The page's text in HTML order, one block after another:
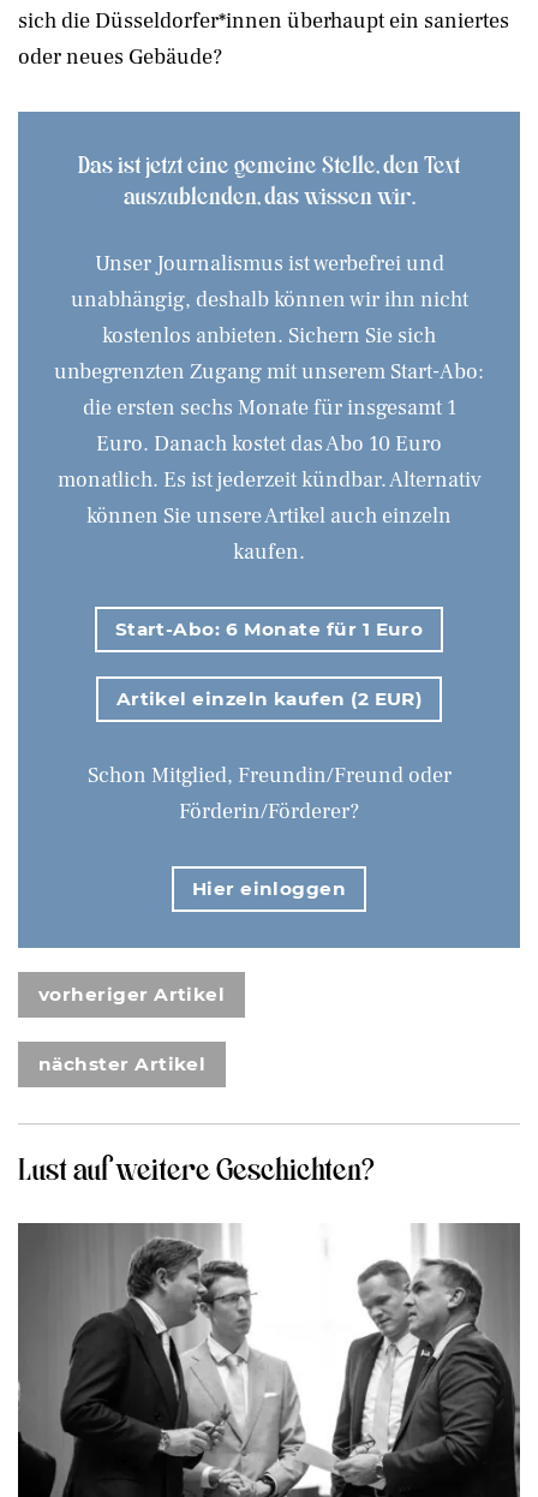
sich die Düsseldorfer*innen überhaupt ein saniertes
oder neues Gebäude?
Das ist jetzt eine gemeine Stelle, den Text
auszublenden, das wissen wir.
Unser Journalismus ist werbefrei und
unabhängig, deshalb können wir ihn nicht
kostenlos anbieten. Sichern Sie sich
unbegrenzten Zugang mit unserem Start-Abo:
die ersten sechs Monate für insgesamt 1
Euro. Danach kostet das Abo 10 Euro
monatlich. Es ist jederzeit kündbar. Alternativ
können Sie unsere Artikel auch einzeln
kaufen.
Start-Abo: 6 Monate für 1 Euro
Artikel einzeln kaufen (2 EUR)
Schon Mitglied, Freundin/Freund oder
Förderin/Förderer?
Hier einloggen
vorheriger Artikel
nächster Artikel
Lust auf weitere Geschichten?